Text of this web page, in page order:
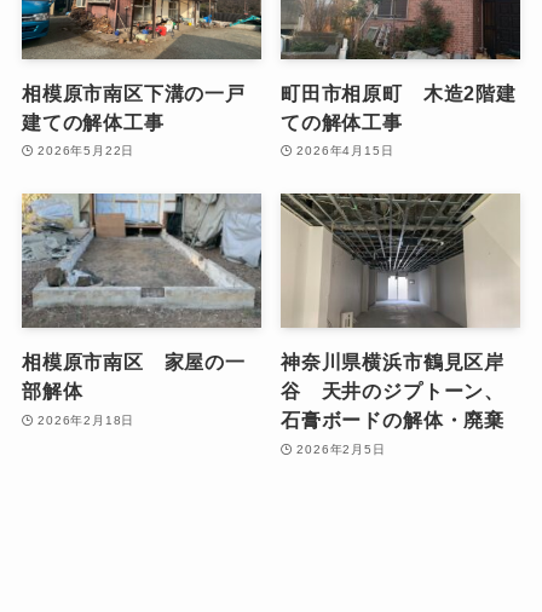
相模原市南区下溝の一戸
建ての解体工事
2026年5月22日
町田市相原町 木造2階建
ての解体工事
2026年4月15日
相模原市南区 家屋の一
部解体
2026年2月18日
神奈川県横浜市鶴見区岸
谷 天井のジプトーン、
石膏ボードの解体・廃棄
2026年2月5日